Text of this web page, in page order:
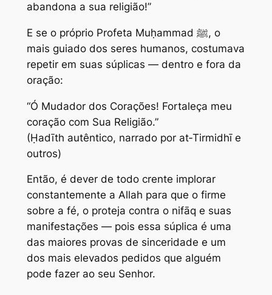
abandona a sua religião!”
E se o próprio Profeta Muḥammad ﷺ, o
mais guiado dos seres humanos, costumava
repetir em suas súplicas — dentro e fora da
oração:
“Ó Mudador dos Corações! Fortaleça meu
coração com Sua Religião.”
(Ḥadīth autêntico, narrado por at‑Tirmidhī e
outros)
Então, é dever de todo crente implorar
constantemente a Allah para que o firme
sobre a fé, o proteja contra o nifāq e suas
manifestações — pois essa súplica é uma
das maiores provas de sinceridade e um
dos mais elevados pedidos que alguém
pode fazer ao seu Senhor.